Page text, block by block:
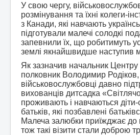
У свою чергу,
розмінування та їхні колеги-
з Канади, які навчають
підготували малечі солодкі
запевнили їх, що робитимуть
землі якнайшвидше наступив
Як зазначив начальник Центру
полковник Володимир Родіков,
військовослужбовці давно
вихованців дитсадка
проживають і навчаються діти-
батьків, які позбавлені
Малеча залюбки приїжджає до
тож такі візити стали доброю